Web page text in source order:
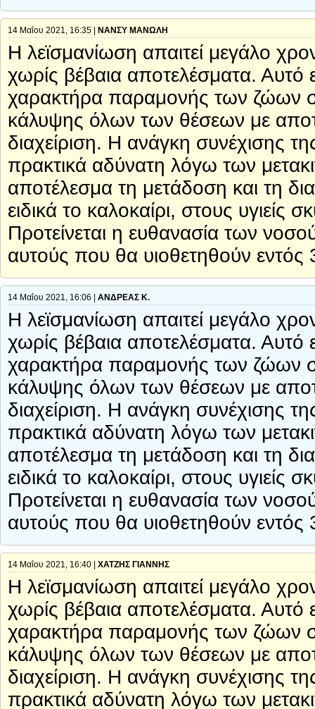
14 Μαΐου 2021, 16:35 | ΝΑΝΣΥ ΜΑΝΩΛΗ
Η λεϊσμανίωση απαιτεί μεγάλο
χωρίς βέβαια αποτελέσματα. Αυτό
χαρακτήρα παραμονής των ζώων
κάλυψης όλων των θέσεων με
διαχείριση. Η ανάγκη συνέχισης
πρακτικά αδύνατη λόγω των
αποτέλεσμα τη μετάδοση και τη
ειδικά το καλοκαίρι, στους
Προτείνεται η ευθανασία των
αυτούς που θα υιοθετηθούν
14 Μαΐου 2021, 16:06 | ΑΝΔΡΕΑΣ Κ.
Η λεϊσμανίωση απαιτεί μεγάλο
χωρίς βέβαια αποτελέσματα. Αυτό
χαρακτήρα παραμονής των ζώων
κάλυψης όλων των θέσεων με
διαχείριση. Η ανάγκη συνέχισης
πρακτικά αδύνατη λόγω των
αποτέλεσμα τη μετάδοση και τη
ειδικά το καλοκαίρι, στους
Προτείνεται η ευθανασία των
αυτούς που θα υιοθετηθούν
14 Μαΐου 2021, 16:40 | ΧΑΤΖΗΣ ΓΙΑΝΝΗΣ
Η λεϊσμανίωση απαιτεί μεγάλο
χωρίς βέβαια αποτελέσματα. Αυτό
χαρακτήρα παραμονής των ζώων
κάλυψης όλων των θέσεων με
διαχείριση. Η ανάγκη συνέχισης
πρακτικά αδύνατη λόγω των